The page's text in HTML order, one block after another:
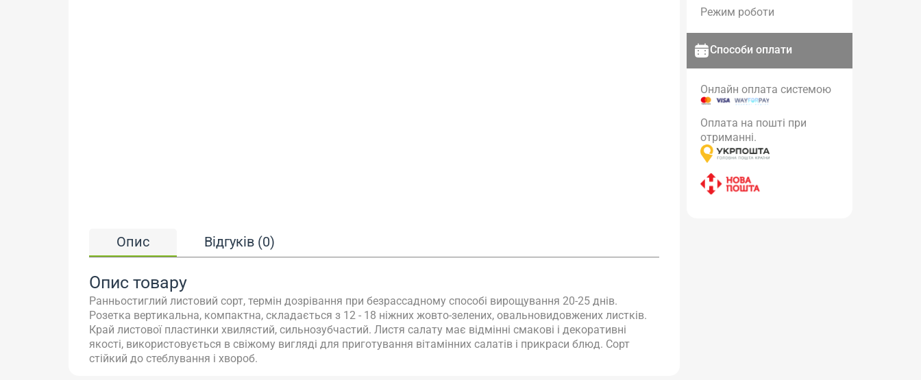
Режим роботи
Способи оплати
Онлайн оплата системою
Оплата на пошті при
отриманні.
Опис Відгуків (0)
Опис товару
Ранньостиглий листовий сорт, термін дозрівання при безрассадному способі вирощування 20-25 днів.
Розетка вертикальна, компактна, складається з 12 - 18 ніжних жовто-зелених, овальновидовжених листків.
Край листової пластинки хвилястий, сильнозубчастий. Листя салату має відмінні смакові і декоративні
якості, використовується в свіжому вигляді для приготування вітамінних салатів і прикраси блюд. Сорт
стійкий до стеблування і хвороб.